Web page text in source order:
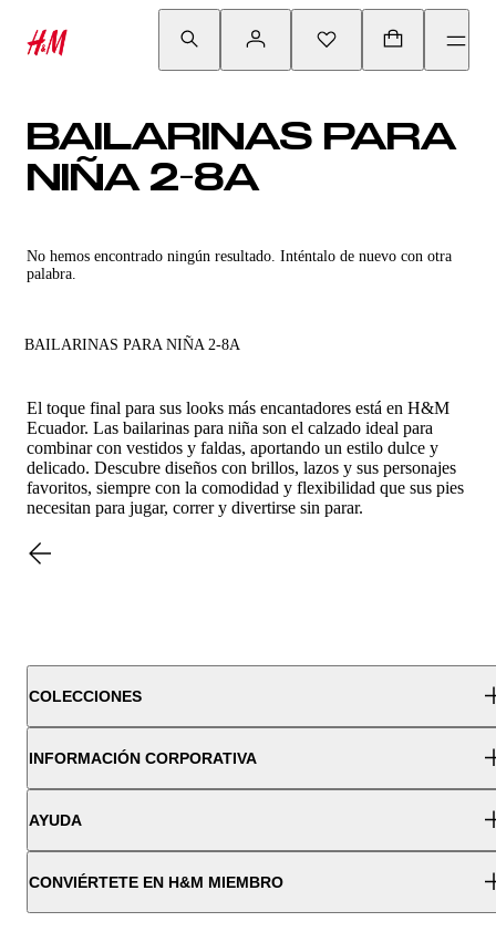
BAILARINAS PARA
NIÑA 2-8A
No hemos encontrado ningún resultado. Inténtalo de nuevo con otra
palabra.
BAILARINAS PARA NIÑA 2-8A
El toque final para sus looks más encantadores está en H&M
Ecuador. Las bailarinas para niña son el calzado ideal para
combinar con vestidos y faldas, aportando un estilo dulce y
delicado. Descubre diseños con brillos, lazos y sus personajes
favoritos, siempre con la comodidad y flexibilidad que sus pies
necesitan para jugar, correr y divertirse sin parar.
COLECCIONES
INFORMACIÓN CORPORATIVA
AYUDA
CONVIÉRTETE EN H&M MIEMBRO